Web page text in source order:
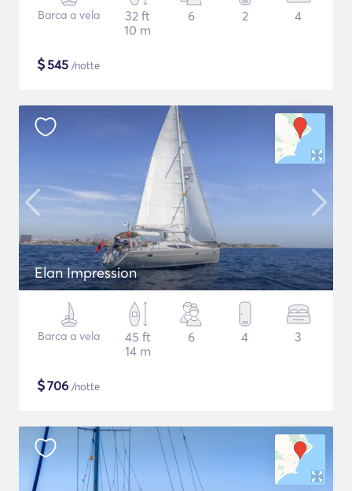
Barca a vela
32 ft
10 m
6 2 4
$545 /notte
Elan Impression
Barca a vela
45 ft
14 m
6 4 3
$706 /notte